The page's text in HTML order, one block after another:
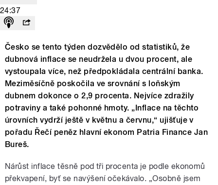
24:37
Česko se tento týden dozvědělo od statistiků, že
dubnová inflace se neudržela u dvou procent, ale
vystoupala více, než předpokládala centrální banka.
Meziměsíčně poskočila ve srovnání s loňským
dubnem dokonce o 2,9 procenta. Nejvíce zdražily
potraviny a také pohonné hmoty. „Inflace na těchto
úrovních vydrží ještě v květnu a červnu,“ ujišťuje v
pořadu Řečí peněz hlavní ekonom Patria Finance Jan
Bureš.
Nárůst inflace těsně pod tři procenta je podle ekonomů
překvapení, byť se navýšení očekávalo. „Osobně jsem